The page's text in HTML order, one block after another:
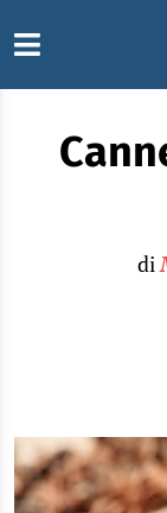
di